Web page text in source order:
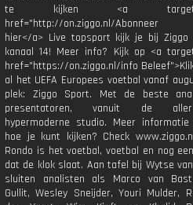
te kijken <a
href="http://on.ziggo.nl/
hier</a> Live topsport kijk je bij
kanaal 14! Meer info? Kijk op <a
href="https://on.ziggo.nl/info
al het UEFA Europees voetbal vanaf
plek: Ziggo Sport. Met de beste
presentatoren, vanuit de
hypermoderne studio. Meer
hoe je kunt kijken? Check
Rondo is het voetbal, voetbal en nog
dat de klok slaat. Aan tafel bij Wytse
sluiten analisten als Marco van
Gullit, Wesley Sneijder, Youri Mulder,